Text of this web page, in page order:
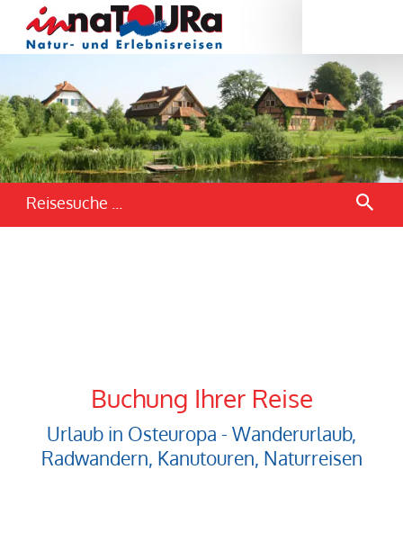
Reisesuche ...
Buchung Ihrer Reise
Urlaub in Osteuropa - Wanderurlaub,
Radwandern, Kanutouren, Naturreisen